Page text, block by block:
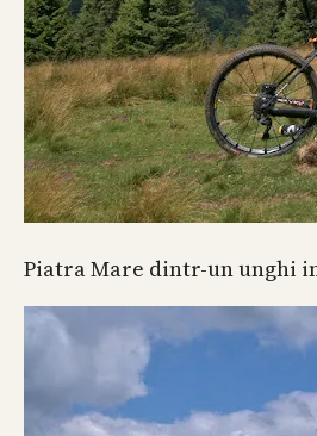
Piatra Mare dintr-un unghi